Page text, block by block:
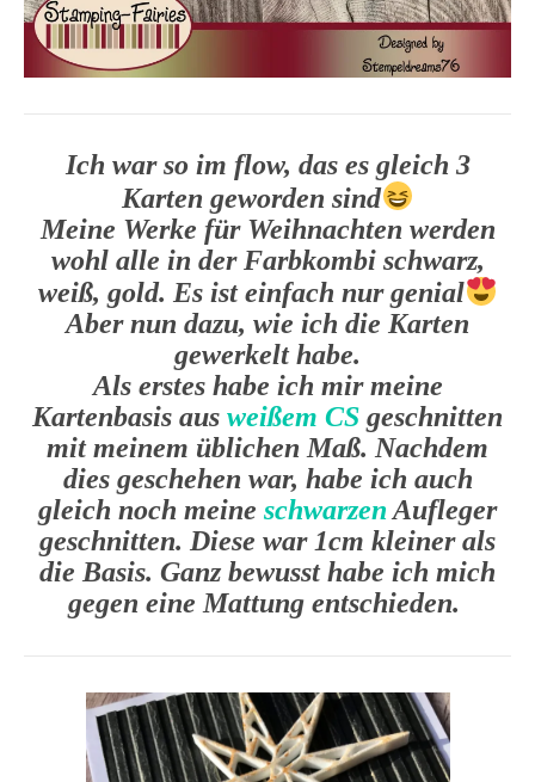
Ich war so im flow, das es gleich 3
Karten geworden sind
Meine Werke für Weihnachten werden
wohl alle in der Farbkombi schwarz,
weiß, gold. Es ist einfach nur genial
Aber nun dazu, wie ich die Karten
gewerkelt habe.
Als erstes habe ich mir meine
Kartenbasis aus weißem CS geschnitten
mit meinem üblichen Maß. Nachdem
dies geschehen war, habe ich auch
gleich noch meine schwarzenAufleger
geschnitten. Diese war 1cm kleiner als
die Basis. Ganz bewusst habe ich mich
gegen eine Mattung entschieden.